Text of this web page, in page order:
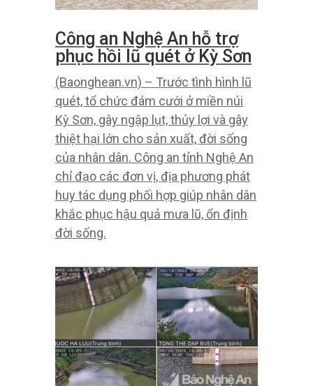
Công an Nghệ An hỗ trợ
phục hồi lũ quét ở Kỳ Sơn
(Baonghean.vn) – Trước tình hình lũ
quét, tổ chức đám cưới ở miền núi
Kỳ Sơn, gây ngập lụt, thủy lợi và gây
thiệt hại lớn cho sản xuất, đời sống
của nhân dân. Công an tỉnh Nghệ An
chỉ đạo các đơn vị, địa phương phát
huy tác dụng phối hợp giúp nhân dân
khắc phục hậu quả mưa lũ, ổn định
đời sống.